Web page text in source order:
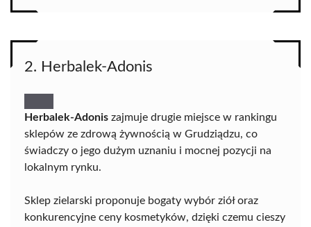
2. Herbalek-Adonis
Herbalek-Adonis zajmuje drugie miejsce w rankingu
sklepów ze zdrową żywnością w Grudziądzu, co
świadczy o jego dużym uznaniu i mocnej pozycji na
lokalnym rynku.
Sklep zielarski proponuje bogaty wybór ziół oraz
konkurencyjne ceny kosmetyków, dzięki czemu cieszy